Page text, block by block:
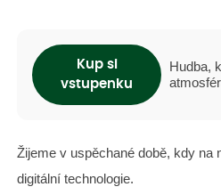
Kup si
vstupenku
Hudba,
Žijeme v uspěchané době, kdy na
digitální technologie.